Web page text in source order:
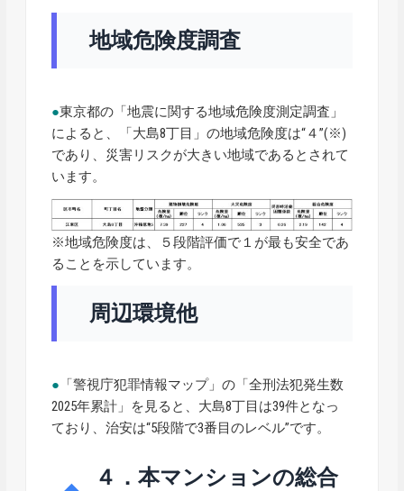
地域危険度調査
●東京都の「地震に関する地域危険度測定調査」
によると、「大島8丁目」の地域危険度は“４”(※)
であり、災害リスクが大きい地域であるとされて
います。
※地域危険度は、５段階評価で１が最も安全であ
ることを示しています。
周辺環境他
● 「警視庁犯罪情報マップ」の「全刑法犯発生数
2025年累計」を見ると、大島8丁目は39件となっ
ており、治安は“5段階で3番目のレベル”です。
４．本マンションの総合